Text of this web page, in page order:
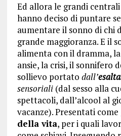
Ed allora le grandi
hanno deciso di puntare
aumentare il sonno di chi
grande maggioranza. E il
alimenta con il dramma,
ansie, la crisi, il sonnifero
sollievo portato dall’
sensoriali(dal sesso alla
spettacoli, dall’alcool al
vacanze). Presentati come
della vita, per i quali